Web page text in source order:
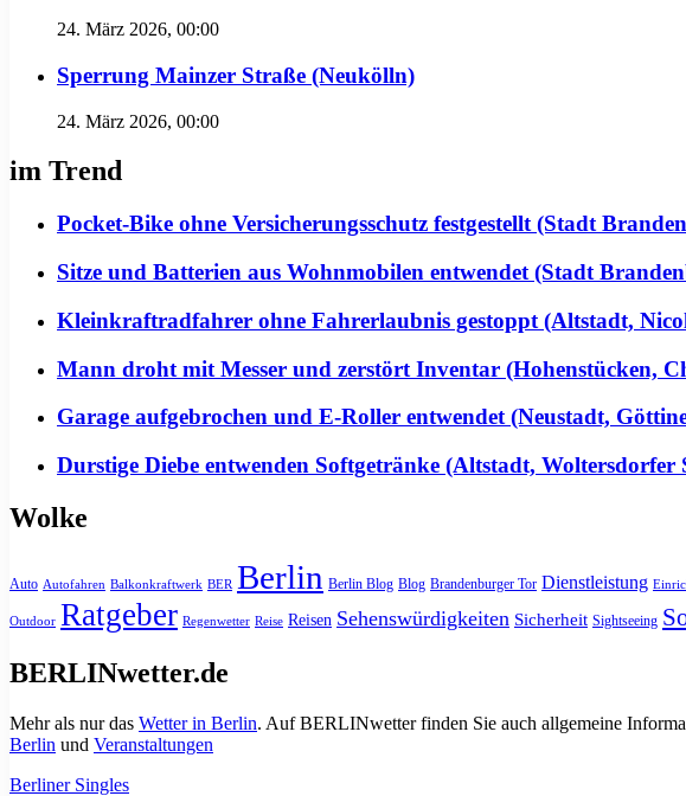
24. März 2026, 00:00
Sperrung Mainzer Straße (Neukölln)
24. März 2026, 00:00
im Trend
Pocket-Bike ohne Versicherungsschutz festgestellt (Stadt
Sitze und Batterien aus Wohnmobilen entwendet (Stadt
Kleinkraftradfahrer ohne Fahrerlaubnis gestoppt (Altstadt,
Mann droht mit Messer und zerstört Inventar (Hohenstücken,
Garage aufgebrochen und E-Roller entwendet (Neustadt,
Durstige Diebe entwenden Softgetränke (Altstadt, Woltersdorfer
Wolke
Auto Autofahren Balkonkraftwerk BER Berlin Berlin Blog Blog Brandenburger Tor Dienstleistung
Outdoor Ratgeber Regenwetter Reise Reisen Sehenswürdigkeiten Sicherheit Sightseeing
BERLINwetter.de
Mehr als nur das Wetter in Berlin. Auf BERLINwetter finden Sie auch allgemeine
Berlin und Veranstaltungen
Berliner Singles